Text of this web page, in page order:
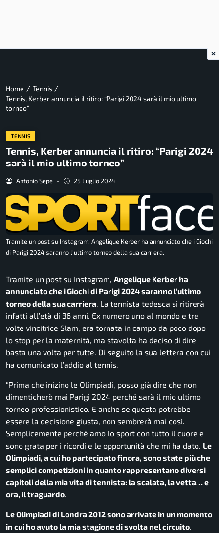
Home / Tennis /
Tennis, Kerber annuncia il ritiro: “Parigi 2024 sarà il mio ultimo
torneo”
TENNIS
Tennis, Kerber annuncia il ritiro: “Parigi 2024
sarà il mio ultimo torneo”
Antonio Sepe - 25 Luglio 2024
Tramite un post su Instagram, Angelique Kerber ha annunciato che i Giochi
di Parigi 2024 saranno l'ultimo torneo della sua carriera.
Tramite un post su Instagram Angelique Kerber ha
annunciato che i Giochi di Parigi 2024 saranno l’ultimo
torneo della sua carriera . La tennista tedesca si ritirerà
infatti all’età di 36 anni. Ex numero uno al mondo e tre
volte vincitrice Slam, era tornata in campo da poco dopo
lo stop per la maternità, ma stavolta ha deciso di dire
basta una volta per tutte. Di seguito la sua lettera con cui
ha comunicato l’addio al tennis.
“Prima che inizino le Olimpiadi, posso già dire che non
dimenticherò mai Parigi 2024 perché sarà il mio ultimo
torneo professionistico. E anche se questa potrebbe
essere la decisione giusta, non sembrerà mai così.
Semplicemente perché amo lo sport con tutto il cuore e
sono grata per i ricordi e le opportunità che mi ha dato. Le
Olimpiadi, a cui ho partecipato finora, sono state più che
semplici competizioni in quanto rappresentano diversi
capitoli della mia vita di tennista: la scalata, la vetta… e
ora, il traguardo
Le Olimpiadi di Londra 2012 sono arrivate in un momento
in cui ho avuto la mia stagione di svolta nel circuito
×